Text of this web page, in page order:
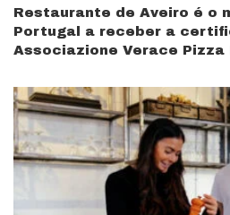
Restaurante de Aveiro é o
Portugal a receber a
Associazione Verace Pizza